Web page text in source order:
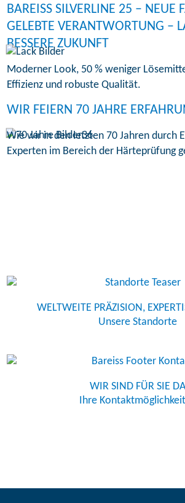
BAREISS SILVERLINE 25 – NEUE
GELEBTE VERANTWORTUNG –
BESSERE ZUKUNFT
Moderner Look, 50 % weniger
Effizienz und robuste Qualität.
WIR FEIERN 70 JAHRE
Wie wir in den letzten 70 Jahren durch
Experten im Bereich der Härteprüfung
WELTWEITE PRÄZISION,
Unsere Standorte
WIR SIND FÜR SIE DA
Ihre